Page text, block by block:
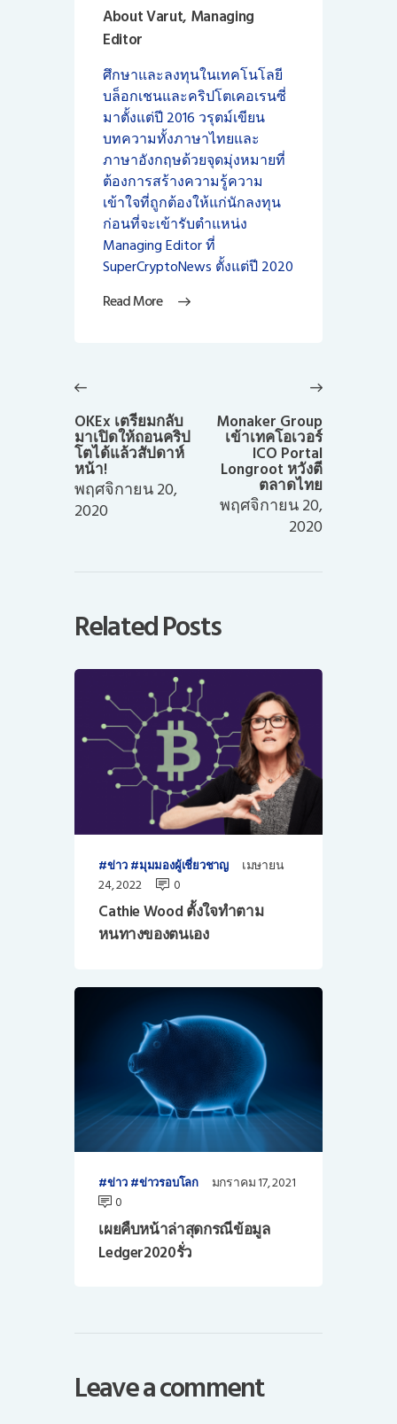
About Varut, Managing
Editor
ศึกษาและลงทุนในเทคโนโลยี
บล็อกเชนและคริปโตเคอเรนซี่
มาตั้งแต่ปี 2016 วรุตม์เขียน
บทความทั้งภาษาไทยและ
ภาษาอังกฤษด้วยจุดมุ่งหมายที่
ต้องการสร้างความรู้ความ
เข้าใจที่ถูกต้องให้แก่นักลงทุน
ก่อนที่จะเข้ารับตำแหน่ง
Managing Editor ที่
SuperCryptoNews ตั้งแต่ปี 2020
Read More
เรื่อง
post:
OKEx เตรียมกลับ
มาเปิดให้ถอนคริป
โตได้แล้วสัปดาห์
หน้า!
พฤศจิกายน 20,
2020
Monaker Group
เข้าเทคโอเวอร์
ICO Portal
Longroot หวังตี
ตลาดไทย
พฤศจิกายน 20,
2020
Related Posts
ข่าว มุมมองผู้เชี่ยวชาญ
เมษายน
24, 2022
0
Cathie Wood ตั้งใจทำตาม
หนทางของตนเอง
ข่าว ข่าวรอบโลก
มกราคม 17, 2021
0
เผยคืบหน้าล่าสุดกรณีข้อมูล
Ledger2020รั่ว
Leave a comment